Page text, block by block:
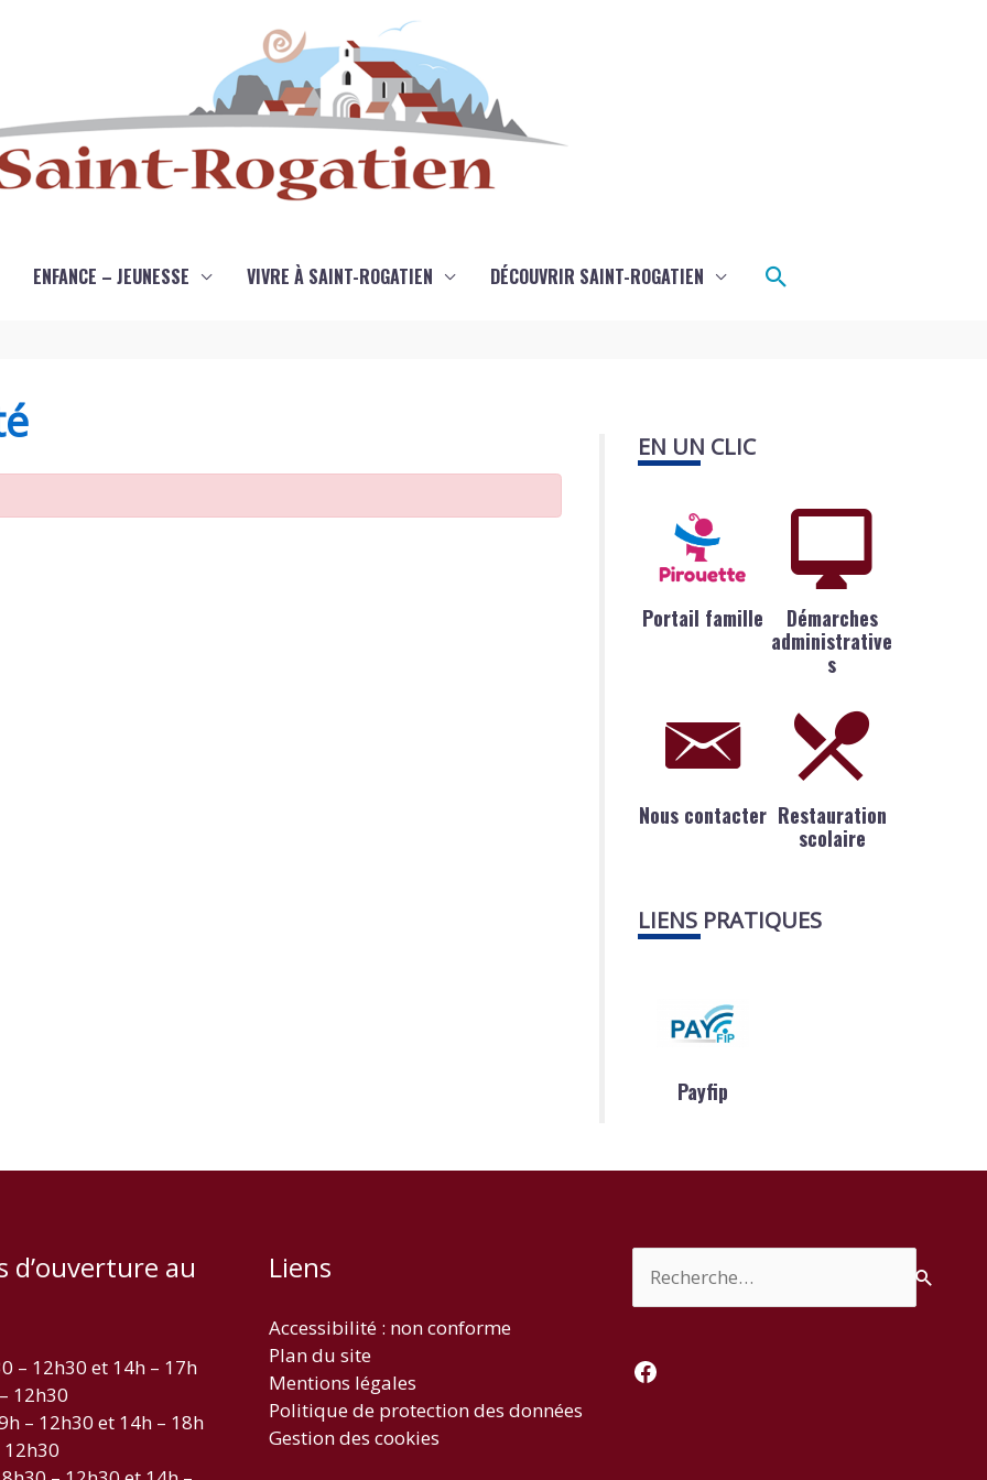
ENFANCE – JEUNESSE VIVRE À SAINT-ROGATIEN DÉCOUVRIR SAINT-ROGATIEN Rechercher
EN UN CLIC
Portail famille
Démarches
administrative
s
Nous contacter Restauration
scolaire
LIENS PRATIQUES
Payfip
d’ouverture au
– 12h30 et 14h – 17h
12h30
– 12h30 et 14h – 18h
12h30
Liens
Accessibilité : non conforme
Plan du site
Mentions légales
Politique de protection des données
Gestion des cookies
Facebook